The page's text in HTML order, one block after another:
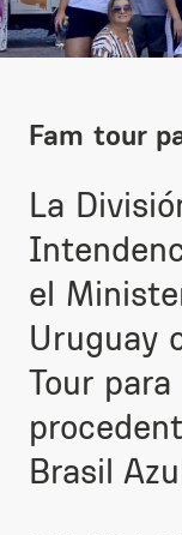
Fam tour
La
el
Uruguay
Tour
Brasil